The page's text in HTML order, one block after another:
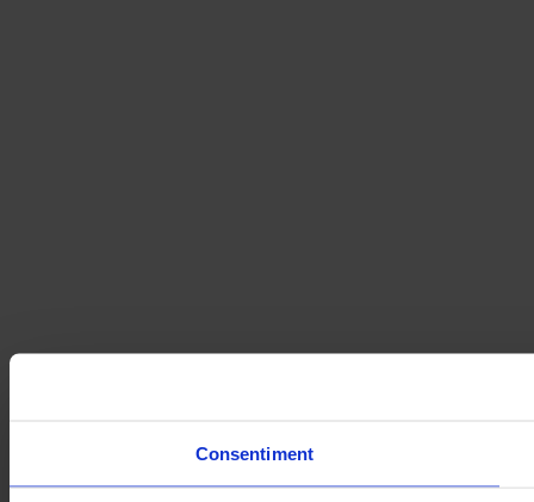
Consentiment